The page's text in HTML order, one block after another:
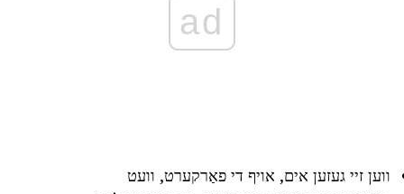
ad
ווען זיי געזען אים, אויף די פאַרקערט, וועט